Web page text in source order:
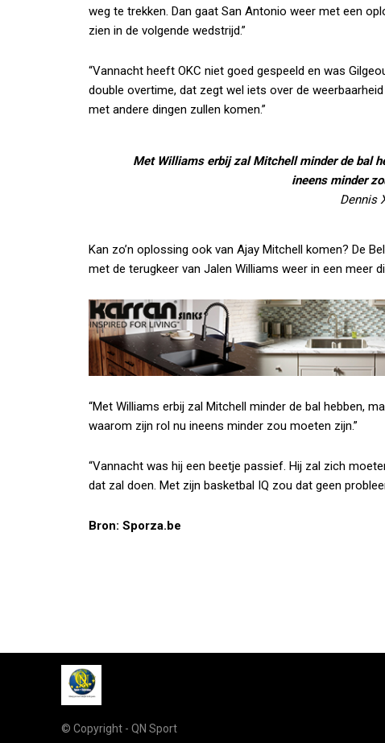
weg te trekken. Dan gaat San Antonio weer met een
zien in de volgende wedstrijd.”
“Vannacht heeft OKC niet goed gespeeld en was
double overtime, dat zegt wel iets over de
met andere dingen zullen komen.”
Met Williams erbij zal Mitchell minder de bal
ineens minder
Dennis
Kan zo’n oplossing ook van Ajay Mitchell komen? De
met de terugkeer van Jalen Williams weer in een meer
“Met Williams erbij zal Mitchell minder de bal hebben,
waarom zijn rol nu ineens minder zou moeten zijn.”
“Vannacht was hij een beetje passief. Hij zal zich
dat zal doen. Met zijn basketbal IQ zou dat geen
Bron: Sporza.be
© Copyright - QN Sport